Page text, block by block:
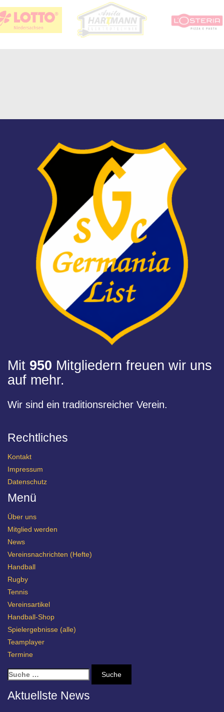
Mit 950 Mitgliedern freuen wir uns
auf mehr.
Wir sind ein traditionsreicher Verein.
Rechtliches
Kontakt
Impressum
Datenschutz
Menü
Über uns
Mitglied werden
News
Vereinsnachrichten (Hefte)
Handball
Rugby
Tennis
Vereinsartikel
Handball-Shop
Spielergebnisse (alle)
Teamplayer
Termine
S
u
c
Aktuellste News